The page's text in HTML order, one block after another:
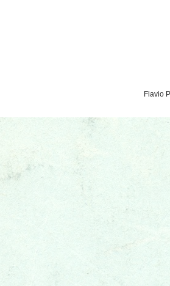
Flavio